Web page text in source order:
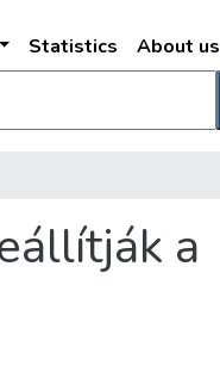
Statistics About us
a